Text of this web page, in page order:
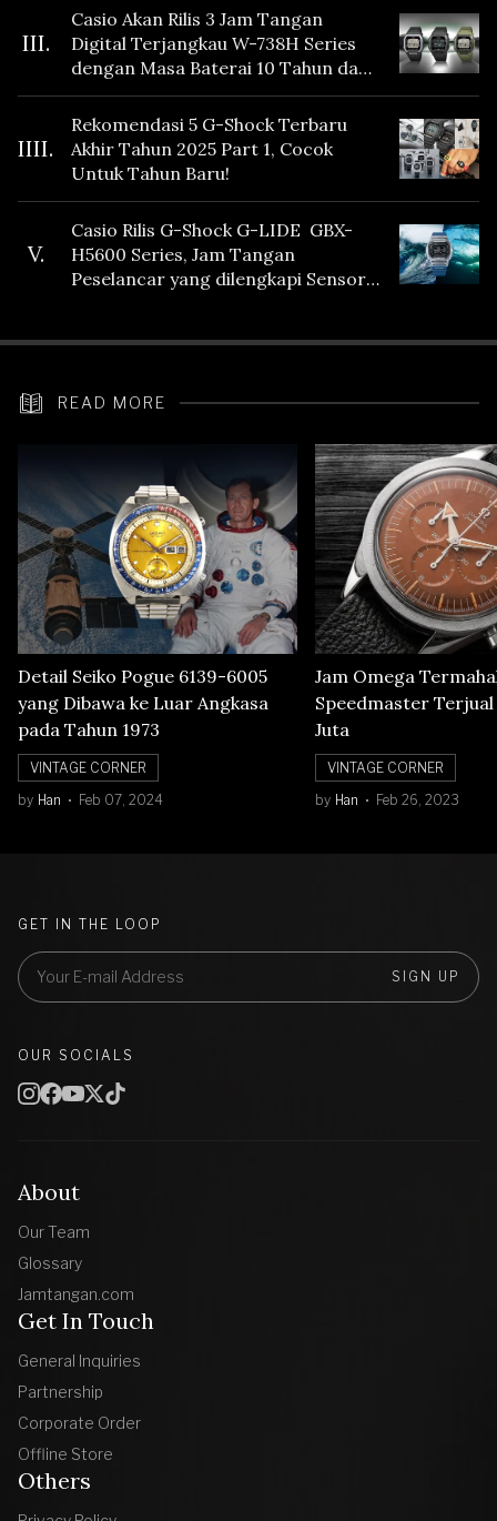
III.
Casio Akan Rilis 3 Jam Tangan
Digital Terjangkau W-738H Series
dengan Masa Baterai 10 Tahun dan
Fitur Vibration
IIII.
Rekomendasi 5 G-Shock Terbaru
Akhir Tahun 2025 Part 1, Cocok
Untuk Tahun Baru!
V.
Casio Rilis G-Shock G-LIDE GBX-
H5600 Series, Jam Tangan
Peselancar yang dilengkapi Sensor
READ MORE
Detail Seiko Pogue 6139-6005
yang Dibawa ke Luar Angkasa
pada Tahun 1973
VINTAGE CORNER
by Han Feb 07, 2024
Jam Omega
Speedmaster Terjual
Juta
VINTAGE CORNER
by Han Feb 26, 2023
About
Our Team
Glossary
Jamtangan.com
Get In Touch
General Inquiries
Partnership
Corporate Order
Offline Store
Others
GET IN THE LOOP
SIGN UP
OUR SOCIALS